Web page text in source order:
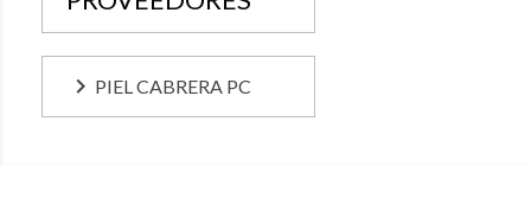
keyboard_arrow_right PIEL CABRERA PC